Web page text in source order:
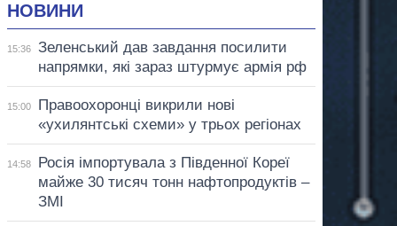
НОВИНИ
15:36
Зеленський дав завдання посилити
напрямки, які зараз штурмує армія рф
15:00
Правоохоронці викрили нові
«ухилянтські схеми» у трьох регіонах
14:58
Росія імпортувала з Південної Кореї
майже 30 тисяч тонн нафтопродуктів –
ЗМІ